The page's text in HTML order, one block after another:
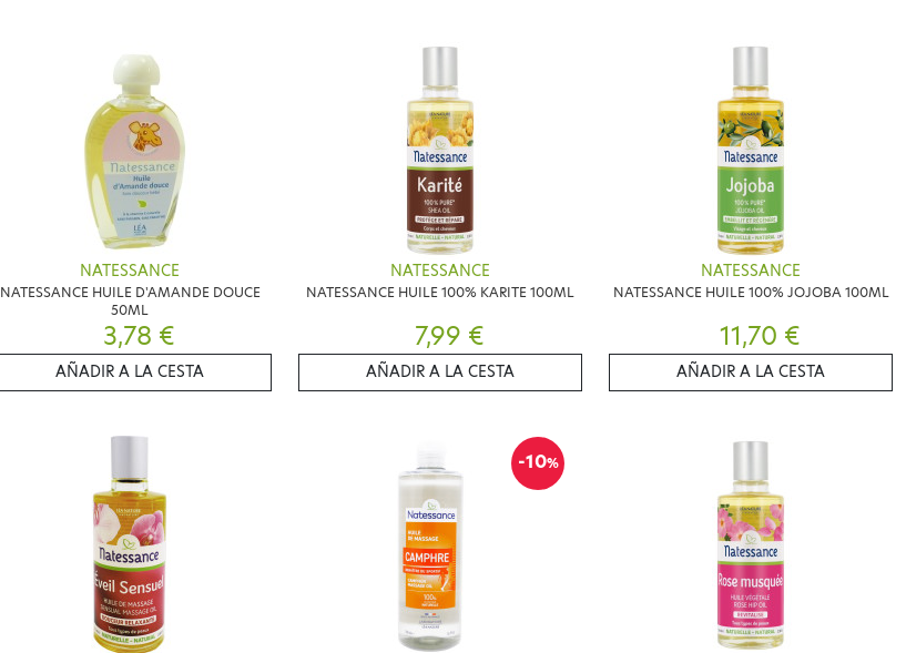
NATESSANCE
NATESSANCE HUILE D'AMANDE DOUCE
50ML
3,78 €
AÑADIR A LA CESTA
NATESSANCE
NATESSANCE HUILE 100% KARITE 100ML
7,99 €
AÑADIR A LA CESTA
NATESSANCE
NATESSANCE HUILE 100% JOJOBA 100ML
11,70 €
AÑADIR A LA CESTA
-10%